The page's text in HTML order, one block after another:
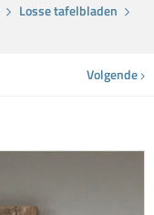
Losse tafelbladen
Volgende